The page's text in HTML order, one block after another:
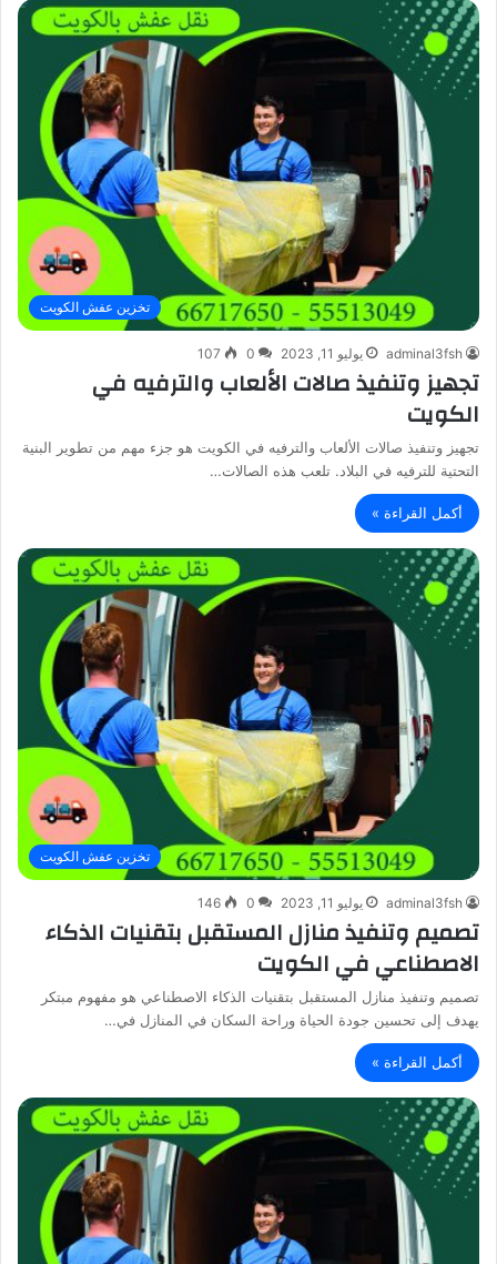
تخزين عفش الكويت
adminal3fsh يوليو 11, 2023 0
107
تجهيز وتنفيذ صالات الألعاب والترفيه في
الكويت
تجهيز وتنفيذ صالات الألعاب والترفيه في الكويت هو جزء مهم من تطوير البنية
التحتية للترفيه في البلاد. تلعب هذه الصالات…
أكمل القراءة »
تخزين عفش الكويت
adminal3fsh يوليو 11, 2023 0
146
تصميم وتنفيذ منازل المستقبل بتقنيات الذكاء
الاصطناعي في الكويت
تصميم وتنفيذ منازل المستقبل بتقنيات الذكاء الاصطناعي هو مفهوم مبتكر
يهدف إلى تحسين جودة الحياة وراحة السكان في المنازل في…
أكمل القراءة »